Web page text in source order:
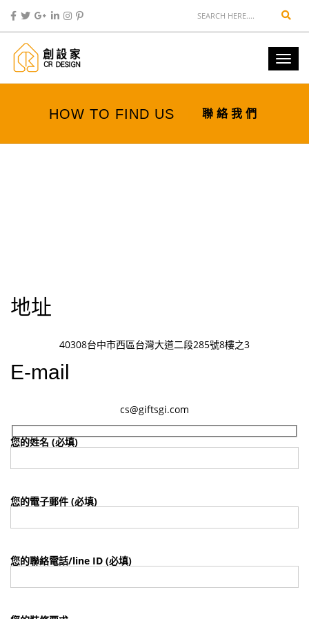
HOW TO FIND US 聯絡我們
地址
40308台中市西區台灣大道二段285號8樓之3
E-mail
cs@giftsgi.com
您的姓名 (必填)
您的電子郵件 (必填)
您的聯絡電話/line ID (必填)